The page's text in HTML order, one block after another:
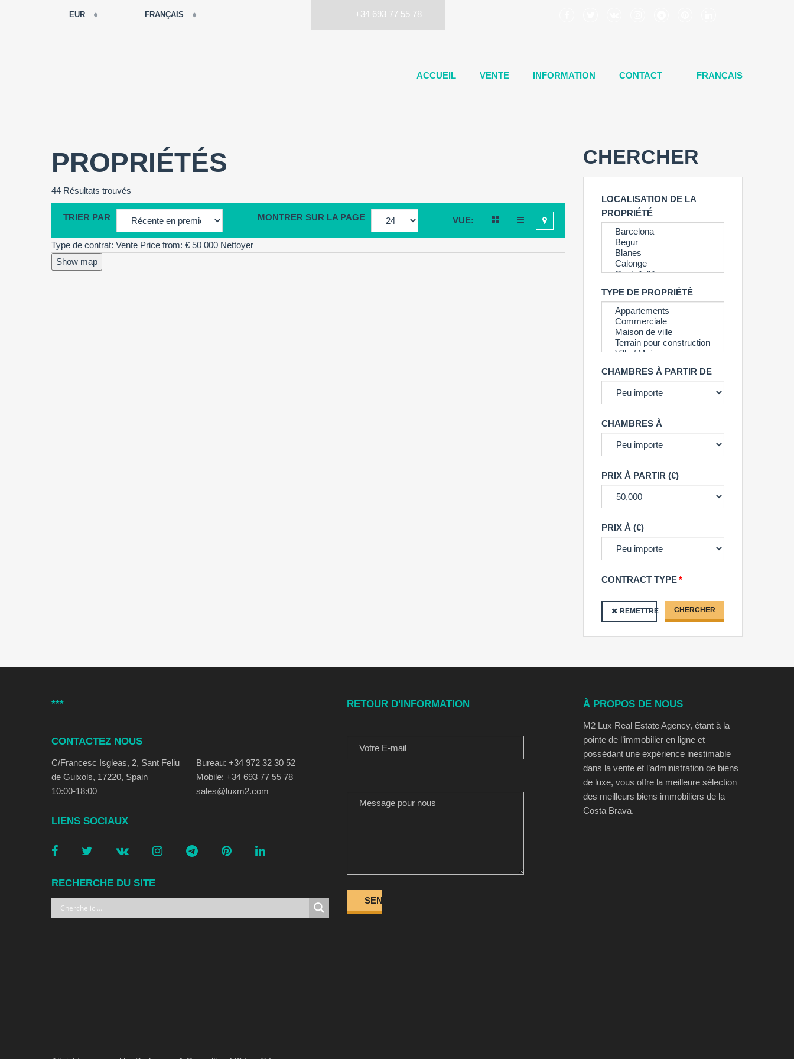
EUR FRANÇAIS +34 693 77 55 78
ACCUEIL VENTE INFORMATION CONTACT FRANÇAIS
PROPRIÉTÉS
44 Résultats trouvés
TRIER PAR MONTRER SUR LA PAGE VUE:
Type de contrat: Vente Price from: € 50 000 Nettoyer
Show map
CHERCHER
LOCALISATION DE LA
PROPRIÉTÉ
TYPE DE PROPRIÉTÉ
CHAMBRES À PARTIR DE
CHAMBRES À
PRIX À PARTIR (€)
PRIX À (€)
CONTRACT TYPE
REMETTRE CHERCHER
***
CONTACTEZ NOUS
C/Francesc Isgleas, 2, Sant Feliu
de Guixols, 17220, Spain
10:00-18:00
Bureau: +34 972 32 30 52
Mobile: +34 693 77 55 78
sales@luxm2.com
LIENS SOCIAUX
RECHERCHE DU SITE
RETOUR D'INFORMATION À PROPOS DE NOUS
M2 Lux Real Estate Agency, étant à la
pointe de l’immobilier en ligne et
possédant une expérience inestimable
dans la vente et l’administration de biens
de luxe, vous offre la meilleure sélection
des meilleurs biens immobiliers de la
Costa Brava.